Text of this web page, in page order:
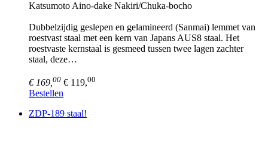
Katsumoto Aino-dake Nakiri/Chuka-bocho
Dubbelzijdig geslepen en gelamineerd (Sanmai) lemmet van
roestvast staal met een kern van Japans AUS8 staal. Het
roestvaste kernstaal is gesmeed tussen twee lagen zachter
staal, deze…
€ 169, 00 € 119,00
Bestellen
ZDP-189 staal!